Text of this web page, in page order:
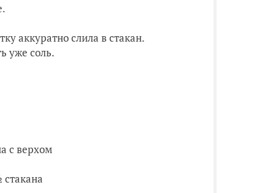
аккуратно слила в стакан.
уже соль.
с верхом